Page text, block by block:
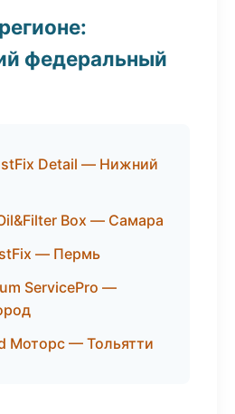
федеральный
Detail — Нижний
Box — Самара
— Пермь
ServicePro —
Моторс — Тольятти